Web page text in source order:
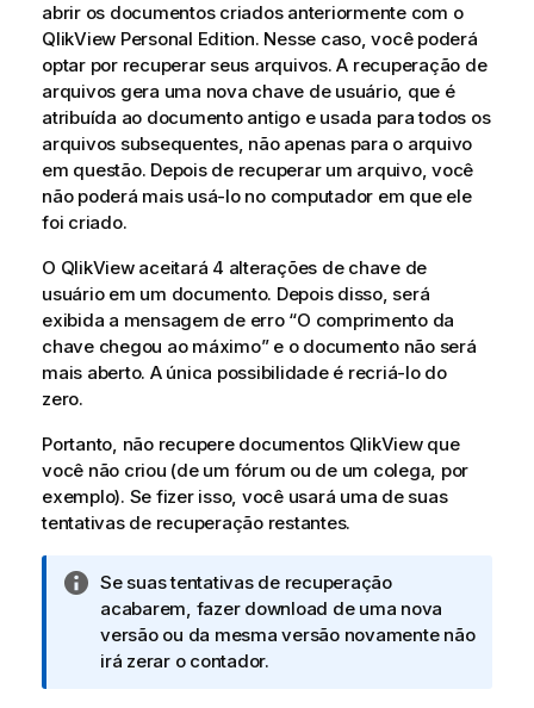
abrir os documentos criados anteriormente com o
QlikView Personal Edition. Nesse caso, você poderá
optar por recuperar seus arquivos. A recuperação de
arquivos gera uma nova chave de usuário, que é
atribuída ao documento antigo e usada para todos os
arquivos subsequentes, não apenas para o arquivo
em questão. Depois de recuperar um arquivo, você
não poderá mais usá-lo no computador em que ele
foi criado.
O QlikViewaceitará 4 alterações de chave de
usuário em um documento. Depois disso, será
exibida a mensagem de erro “O comprimento da
chave chegou ao máximo” e o documento não será
mais aberto. A única possibilidade é recriá-lo do
zero.
Portanto, não recupere documentos QlikViewque
você não criou (de um fórum ou de um colega, por
exemplo). Se fizer isso, você usará uma de suas
tentativas de recuperação restantes.
N
o
t
a
Se suas tentativas de recuperação
acabarem, fazer download de uma nova
versão ou da mesma versão novamente não
irá zerar o contador.